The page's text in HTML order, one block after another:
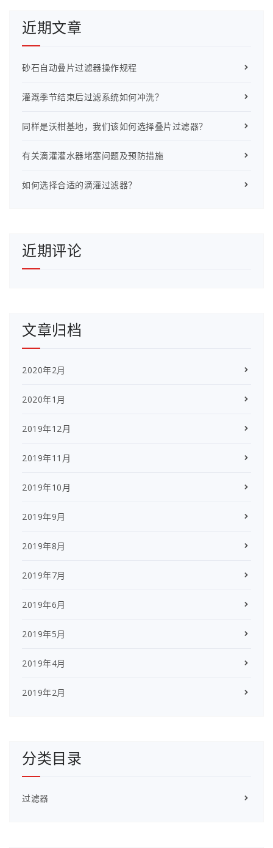
近期文章
砂石自动叠片过滤器操作规程
灌溉季节结束后过滤系统如何冲洗？
同样是沃柑基地，我们该如何选择叠片过滤器？
有关滴灌灌水器堵塞问题及预防措施
如何选择合适的滴灌过滤器？
近期评论
文章归档
2020年2月
2020年1月
2019年12月
2019年11月
2019年10月
2019年9月
2019年8月
2019年7月
2019年6月
2019年5月
2019年4月
2019年2月
分类目录
过滤器